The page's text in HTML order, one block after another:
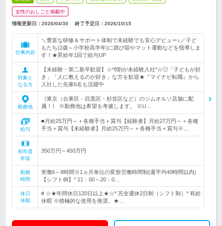
女性のおしごと掲載中
情報更新日：2026/04/30 終了予定日： 2026/10/15
仕事内容
＼豊富な研修＆サポート体制で未経験でも安心デビュー♪／子ど
もたち(2歳～小学校高学年)に跳び箱やマット運動などを指導しま
す！★昇給年1回で給与UP
対象と
なる方
【未経験・第二新卒歓迎】☆*8割が未経験入社*☆◎「子どもが好
き」「人に教えるのが好き」な方を歓迎★『マイナビ転職』から
入社した先輩6名も活躍中
勤務地
《東京（台東区・目黒区・杉並区など）のジムオルソ店舗に配
属！》 ※勤務地は希望を考慮します。 ※U…
給与
■月給25万円～＋各種手当＋賞与【経験者】月給27万円～＋各種
手当＋賞与【未経験者】月給25万円～＋各種手当＋賞与※…
初年度
年収
350万円～450万円
勤務
時間
実働6～8時間※1ヵ月単位の変形労働時間制(週平均40時間以内)
【シフト例】* 11：00～20：0…
休日
休暇
# ☆★年間休日120日以上★☆* 完全週休2日制（シフト制）* 有給
休暇 ※積極的な使用を推奨。★…